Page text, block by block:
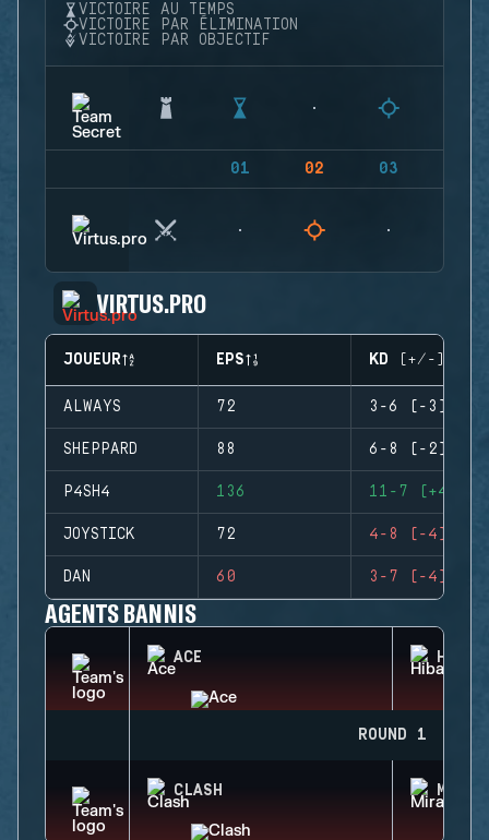
VICTOIRE AU TEMPS
VICTOIRE PAR ÉLIMINATION
VICTOIRE PAR OBJECTIF
01 02 03
VIRTUS.PRO
JOUEUR EPS KD (+/-)
ALWAYS 72 3-6 (-3)
SHEPPARD 88 6-8 (-2)
P4SH4 136 11-7 (+4)
JOYSTICK 72 4-8 (-4)
DAN 60 3-7 (-4)
AGENTS BANNIS
ACE
ROUND 1
CLASH MIRA